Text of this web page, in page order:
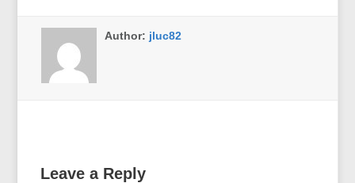
Author: jluc82
Leave a Reply